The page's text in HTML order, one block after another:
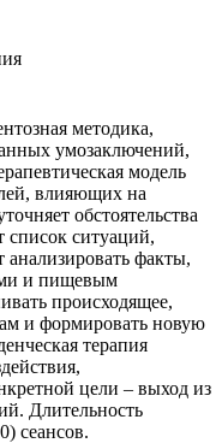
методика,
умозаключений,
модель
влияющих на
обстоятельства
список ситуаций,
анализировать факты,
и пищевым
происходящее,
и формировать новую
терапия
цели – выход из
Длительность
сеансов.